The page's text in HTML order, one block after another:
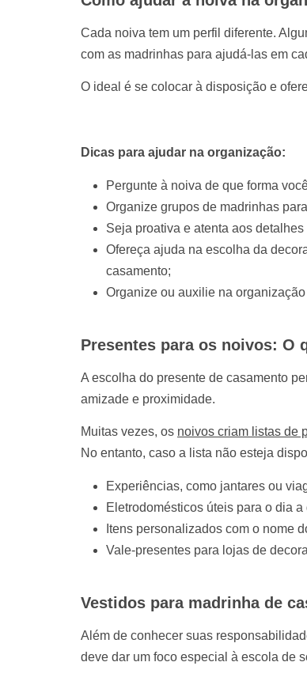
Cada noiva tem um perfil diferente.
com as madrinhas para ajudá-las em
O ideal é se colocar à disposição e
Dicas para ajudar na organização:
Pergunte à noiva de que forma
Organize grupos de madrinhas
Seja proativa e atenta aos
Ofereça ajuda na escolha da
casamento;
Organize ou auxilie na
Presentes para os noivos: O
A escolha do presente de casamento
amizade e proximidade.
Muitas vezes, os noivos criam listas de
No entanto, caso a lista não esteja
Experiências, como jantares ou
Eletrodomésticos úteis para o dia
Itens personalizados com o nome
Vale-presentes para lojas de
Vestidos para madrinha de
Além de conhecer suas
deve dar um foco especial à escola de